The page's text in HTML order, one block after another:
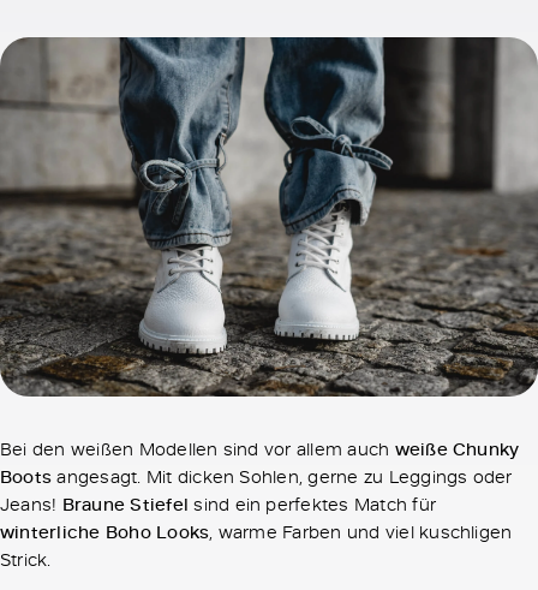
Bei den weißen Modellen sind vor allem auch weiße Chunky
Boots angesagt. Mit dicken Sohlen, gerne zu Leggings oder
Jeans! Braune Stiefel sind ein perfektes Match für
winterliche Boho Looks , warme Farben und viel kuschligen
Strick.